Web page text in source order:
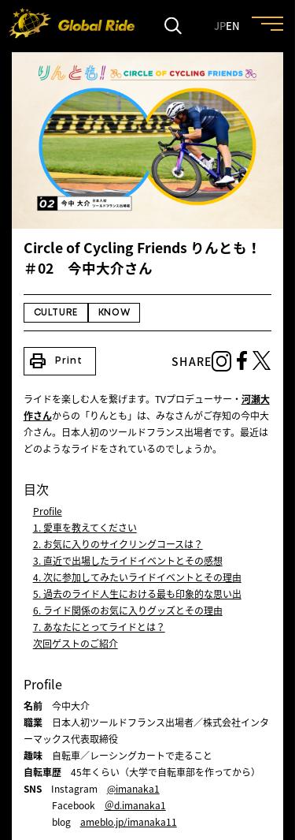
JPEN
HOME
FEATURE
EVENT
CULTURE
TRIP&TRAVEL
ENTRY
Circle of Cycling Friends りんとも！
＃02 今中大介さん
CULTURE KNOW
print Print SHARE
ライドを楽しむ人を繋げます。TVプロデューサー・ 河瀬大
作さんからの「りんとも」は、みなさんがご存知の今中大
介さん。日本人初のツールドフランス出場者です。最近は
どのようなライドをされているのでしょうか。
目次
Profile
1. 愛車を教えてください
2. お気に入りのサイクリングコースは？
3. 直近で出場したライドイベントとその感想
4. 次に参加してみたいライドイベントとその理由
5. 過去のライド人生における最も印象的な思い出
6. ライド関係のお気に入りグッズとその理由
7. あなたにとってライドとは？
次回ゲストのご紹介
Profile
名前今中大介
職業日本人初ツールドフランス出場者／株式会社インタ
ーマックス代表取締役
趣味自転車／レーシングカートで走ること
自転車歴45年くらい（大学で自転車部を作ってから）
SNSInstagram @imanaka1
Facebook ＠d.imanaka1
blog ameblo.jp/imanaka11